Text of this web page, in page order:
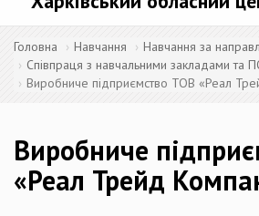
Головна Навчання
Навчання за
Співпраця з навчальними закладами та
Виробниче підприємство ТОВ «Реал
Виробниче
«Реал Трейд